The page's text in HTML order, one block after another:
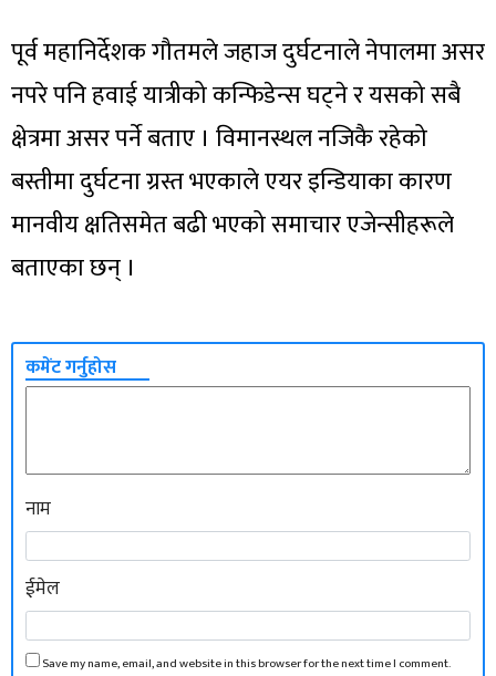
पूर्व महानिर्देशक गौतमले जहाज दुर्घटनाले नेपालमा असर
नपरे पनि हवाई यात्रीको कन्फिडेन्स घट्ने र यसको सबै
क्षेत्रमा असर पर्ने बताए । विमानस्थल नजिकै रहेको
बस्तीमा दुर्घटना ग्रस्त भएकाले एयर इन्डियाका कारण
मानवीय क्षतिसमेत बढी भएको समाचार एजेन्सीहरूले
बताएका छन् ।
कमेंट गर्नुहोस
नाम
ईमेल
Save my name, email, and website in this browser for the next time I comment.